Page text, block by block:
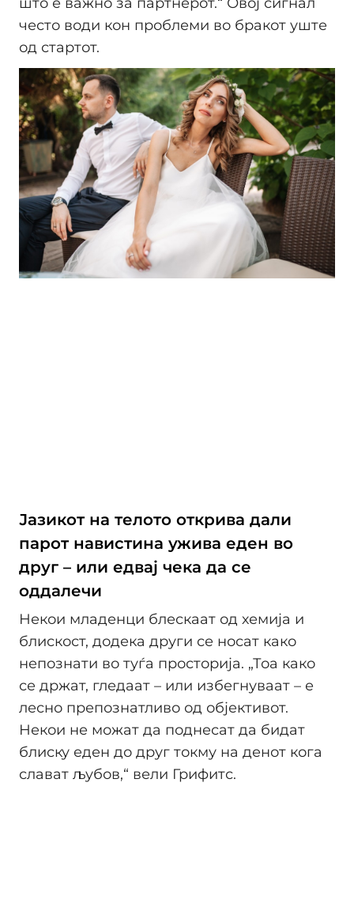
често води кон проблеми во бракот уште
од стартот.
Јазикот на телото открива дали
парот навистина ужива еден во
друг – или едвај чека да се
оддалечи
Некои младенци блескаат од хемија и
блискост, додека други се носат како
непознати во туѓа просторија. „Тоа како
се држат, гледаат – или избегнуваат – е
лесно препознатливо од објективот.
Некои не можат да поднесат да бидат
блиску еден до друг токму на денот кога
слават љубов,“ вели Грифитс.